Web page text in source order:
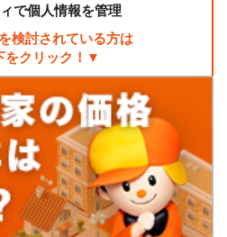
で個人情報を管理
検討されている方は
をクリック！▼